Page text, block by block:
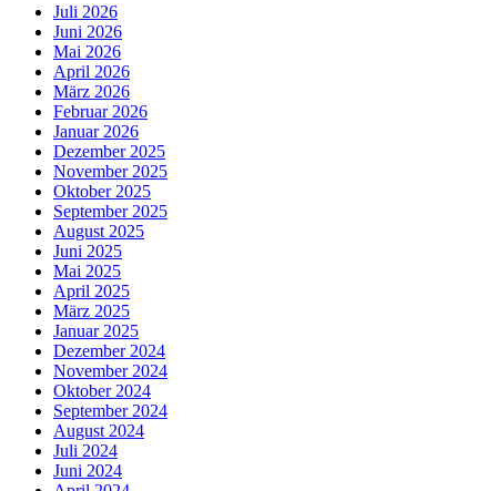
Juli 2026
Juni 2026
Mai 2026
April 2026
März 2026
Februar 2026
Januar 2026
Dezember 2025
November 2025
Oktober 2025
September 2025
August 2025
Juni 2025
Mai 2025
April 2025
März 2025
Januar 2025
Dezember 2024
November 2024
Oktober 2024
September 2024
August 2024
Juli 2024
Juni 2024